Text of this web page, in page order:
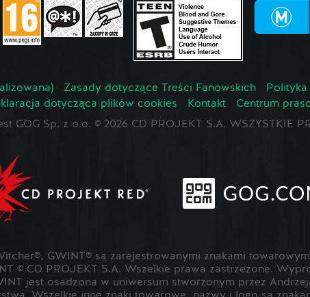
Zasady dotyczące Treści Fanowskich
dotycząca plików cookies
Kontakt
Centrum
GOG Sp. z o.o. © 2026 CD PROJEKT S.A. WSZYSTKIE
GWINT® są zarejestrowanymi znakami
© CD PROJEKT S.A. Wszelkie prawa zastrzeżone.
jest osadzona w uniwersum stworzonym przez